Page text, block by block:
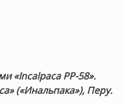
«Incalpaca PP-58».
(«Инальпака»), Перу.